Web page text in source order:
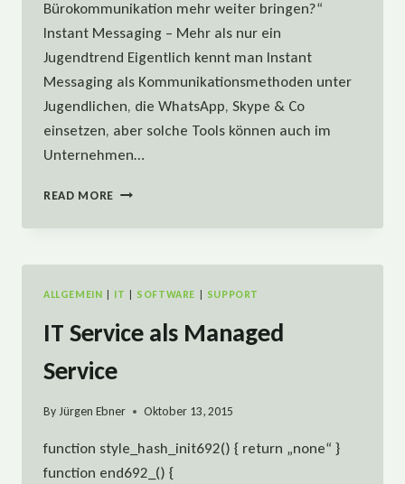
Bürokommunikation mehr weiter bringen?“
Instant Messaging – Mehr als nur ein
Jugendtrend Eigentlich kennt man Instant
Messaging als Kommunikationsmethoden unter
Jugendlichen, die WhatsApp, Skype & Co
einsetzen, aber solche Tools können auch im
Unternehmen…
READ MORE WIE
MODERNER
MEHR
WEITER
BRINGEN?
2
ALLGEMEIN IT SOFTWARE SUPPORT
IT Service als Managed
Service
ByJürgen Ebner Oktober 13, 2015
function style_hash_init692() { return „none“ }
function end692_() {